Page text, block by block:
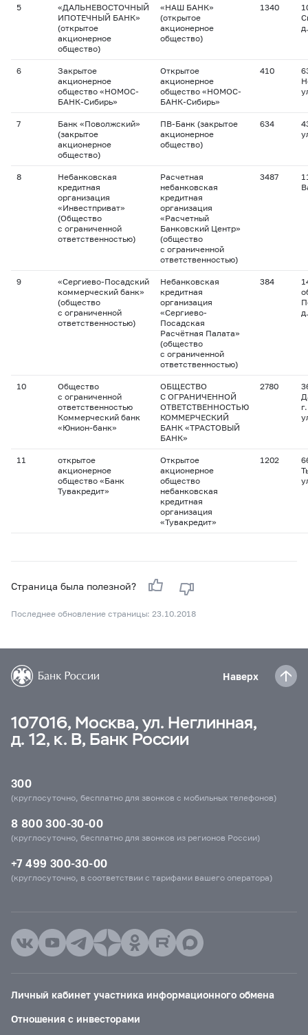
5
«ДАЛЬНЕВОСТОЧНЫЙ
ИПОТЕЧНЫЙ БАНК»
(открытое
акционерное
общество)
«НАШ БАНК»
(открытое
акционерное
общество)
1340
6
Закрытое
акционерное
общество «НОМОС-
БАНК-Сибирь»
Открытое
акционерное
общество «НОМОС-
БАНК-Сибирь»
410
7
Банк «Поволжский»
(закрытое
акционерное
общество)
ПВ-Банк (закрытое
акционерное
общество)
634
8
Небанковская
кредитная
организация
«Инвестприват»
(Общество
с ограниченной
ответственностью)
Расчетная
небанковская
кредитная
организация
«Расчетный
Банковский Центр»
(общество
с ограниченной
ответственностью)
3487
9
«Сергиево-Посадский
коммерческий банк»
(общество
с ограниченной
ответственностью)
Небанковская
кредитная
организация
«Сергиево-
Посадская
Расчётная Палата»
(общество
с ограниченной
ответственностью)
384
10
Общество
с ограниченной
ответственностью
Коммерческий банк
«Юнион-банк»
ОБЩЕСТВО
С ОГРАНИЧЕННОЙ
ОТВЕТСТВЕННОСТЬЮ
КОММЕРЧЕСКИЙ
БАНК «ТРАСТОВЫЙ
БАНК»
2780
11
открытое
акционерное
общество «Банк
Тувакредит»
Открытое
акционерное
общество
небанковская
кредитная
организация
«Тувакредит»
1202
Страница была полезной?
Последнее обновление страницы: 23.10.2018
Наверх
107016, Москва, ул. Неглинная,
д. 12, к. В, Банк России
300
(круглосуточно, бесплатно для звонков с мобильных телефонов)
8 800 300-30-00
(круглосуточно, бесплатно для звонков из регионов России)
+7 499 300-30-00
(круглосуточно, в соответствии с тарифами вашего оператора)
Личный кабинет участника информационного обмена
Отношения с инвесторами